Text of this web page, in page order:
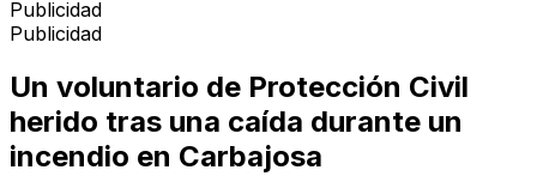
Publicidad
Publicidad
Un voluntario de Protección Civil
herido tras una caída durante un
incendio en Carbajosa